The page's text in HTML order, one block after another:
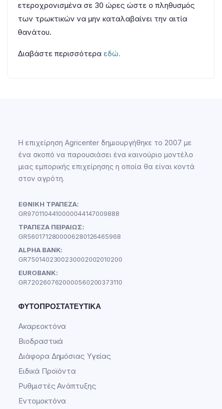
ετεροχρονισμένα σε 30 ώρες ώστε ο πληθυσμός
των τρωκτικών να μην καταλαβαίνει την αιτία
θανάτου.
Διαβάστε περισσότερα εδώ.
Η επιχείρηση Agricenter δημιουργήθηκε το 2007 με
ένα σκοπό να παρουσιάσει ένα καινούριο μοντέλο
μιας εμπορικής επιχείρησης η οποία θα είναι κοντά
στον αγρότη.
ΕΘΝΙΚΗ ΤΡΑΠΕΖΑ:
GR9701104410000044147009888
ΤΡΑΠΕΖΑ ΠΕΙΡΑΙΩΣ:
GR5601712800006280126465968
ALPHA BANK:
GR7501402300230002002010200
EUROBANK:
GR7202607620000560200373110
ΦΥΤΟΠΡΟΣΤΑΤΕΥΤΙΚΆ
Ακαρεοκτόνα
Βιοδραστικά
Διάφορα Δημόσιας Υγείας
Ειδικά Προϊόντα
Ρυθμιστές Ανάπτυξης
Εντομοκτόνα